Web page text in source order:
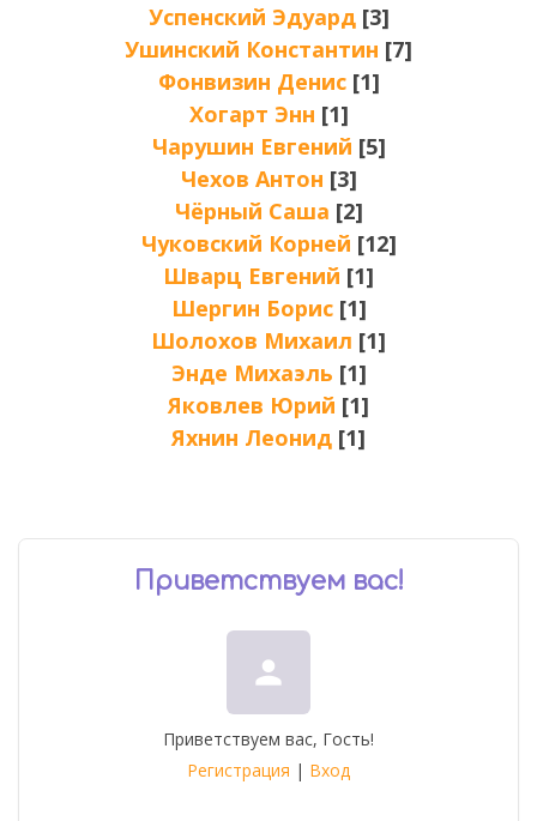
Успенский Эдуард [3]
Ушинский Константин [7]
Фонвизин Денис [1]
Хогарт Энн [1]
Чарушин Евгений [5]
Чехов Антон [3]
Чёрный Саша [2]
Чуковский Корней [12]
Шварц Евгений [1]
Шергин Борис [1]
Шолохов Михаил [1]
Энде Михаэль [1]
Яковлев Юрий [1]
Яхнин Леонид [1]
Приветствуем вас!
person
Приветствуем вас, Гость!
Регистрация | Вход